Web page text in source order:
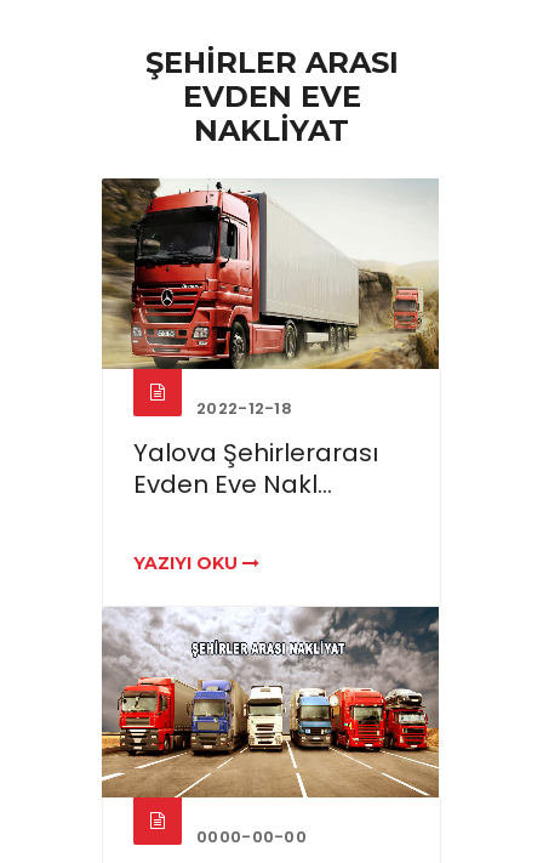
ŞEHİRLER ARASI
EVDEN EVE
NAKLİYAT
2022-12-18
Yalova Şehirlerarası
Evden Eve Nakl...
YAZIYI OKU
0000-00-00